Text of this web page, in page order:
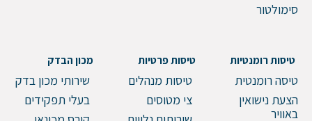
סימולטור
טיסות רומנטיות
טיסה רומנטית
הצעת נישואין
באוויר
טיסות פרטיות
טיסות מנהלים
צי מטוסים
מכון הבדק
שירותי מכון בדק
בעלי תפקידים